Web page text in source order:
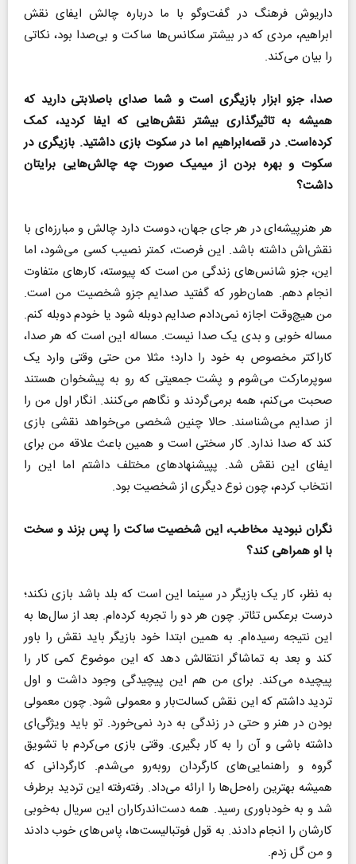
داریوش فرهنگ در گفت‌وگو با ما درباره چالش ایفای نقش
ابراهیم، مردی که در بیشتر سکانس‌ها ساکت و بی‌صدا بود، نکاتی
را بیان می‌کند.
صدا، جزو ابزار بازیگری است و شما صدای باصلابتی دارید که
همیشه به تاثیرگذاری بیشتر نقش‌هایی که ایفا کردید، کمک
کرده‌است. در قصه‌ابراهیم اما در سکوت بازی داشتید. بازیگری در
سکوت و بهره بردن از میمیک صورت چه چالش‌هایی برایتان
داشت؟
هر هنرپیشه‌ای در هر جای جهان، دوست دارد چالش و مبارزه‌ای با
نقش‌اش داشته باشد. این فرصت، کمتر نصیب کسی می‌شود، اما
این، جزو شانس‌های زندگی من است که پیوسته، کارهای متفاوت
انجام دهم. همان‌طور که گفتید صدایم جزو شخصیت من است.
من هیچ‌وقت اجازه نمی‌دادم صدایم دوبله شود یا خودم دوبله کنم.
مساله خوبی و بدی یک صدا نیست. مساله این است که هر صدا،
کاراکتر مخصوص به خود را دارد؛ مثلا من حتی وقتی وارد یک
سوپرمارکت می‌شوم و پشت جمعیتی که رو به پیشخوان هستند
صحبت می‌کنم، همه برمی‌گردند و نگاهم می‌کنند. انگار اول من را
از صدایم می‌شناسند. حالا چنین شخصی می‌خواهد نقشی بازی
کند که صدا ندارد. کار سختی است و همین باعث علاقه من برای
ایفای این نقش شد. پپیشنهادهای مختلف داشتم اما این را
انتخاب کردم، چون نوع دیگری از شخصیت بود.
نگران نبودید مخاطب، این شخصیت ساکت را پس بزند و سخت
با او همراهی کند؟
به نظر، کار یک بازیگر در سینما این است که بلد باشد بازی نکند؛
درست برعکس تئاتر. چون هر دو را تجربه کرده‌ام. بعد از سال‌ها به
این نتیجه رسیده‌ام. به همین ابتدا خود بازیگر باید نقش را باور
کند و بعد به تماشاگر انتقالش دهد که این موضوع کمی کار را
پیچیده می‌کند. برای من هم این پیچیدگی وجود داشت و اول
تردید داشتم که این نقش کسالت‌بار و معمولی شود. چون معمولی
بودن در هنر و حتی در زندگی به درد نمی‌خورد. تو باید ویژگی‌ای
داشته باشی و آن را به کار بگیری. وقتی بازی می‌کردم با تشویق
گروه و راهنمایی‌های کارگردان روبه‌رو می‌شدم. کارگردانی که
همیشه بهترین راه‌حل‌ها را ارائه می‌داد. رفته‌رفته این تردید برطرف
شد و به خودباوری رسید. همه دست‌اندرکاران این سریال به‌خوبی
کارشان را انجام دادند. به قول فوتبالیست‌ها، پاس‌های خوب دادند
و من گل زدم.